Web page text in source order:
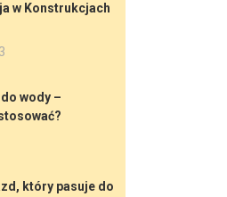
w Konstrukcjach
wody –
który pasuje do